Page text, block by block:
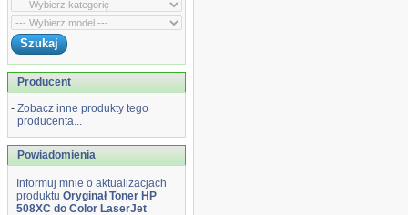
Producent
- Zobacz inne produkty tego
producenta...
Powiadomienia
Informuj mnie o aktualizacjach
produktu Oryginał Toner HP
508XC do Color LaserJet